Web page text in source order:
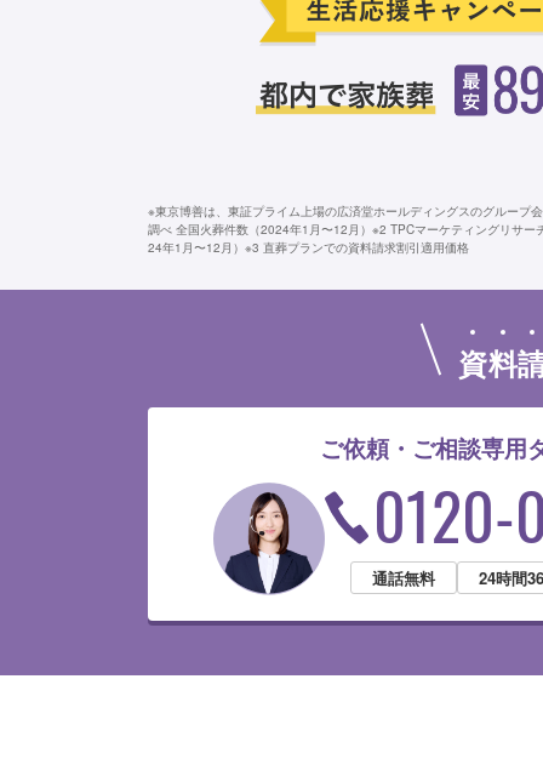
※東京博善は、東証プライム上場の広済堂ホールディングスのグループ
調べ 全国火葬件数（2024年1月〜12月）※2 TPCマーケティングリサ
24年1月〜12月）※3 直葬プランでの資料請求割引適用価格
資料
ご依頼・ご相談専用
0120-
通話無料 24時間